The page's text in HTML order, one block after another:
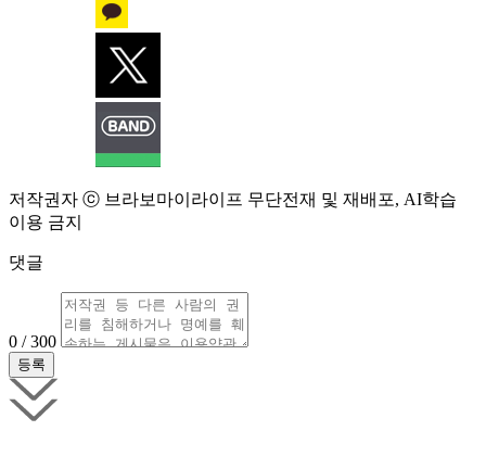
저작권자 ⓒ 브라보마이라이프 무단전재 및 재배포, AI학습
이용 금지
댓글
0 / 300